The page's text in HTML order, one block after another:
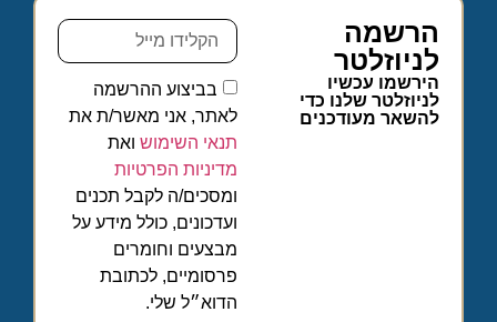
הרשמה
לניוזלטר
הירשמו עכשיו
לניוזלטר שלנו כדי
להשאר מעודכנים
בביצוע ההרשמה
לאתר, אני מאשר/ת את
תנאי השימוש ואת
מדיניות הפרטיות
ומסכים/ה לקבל תכנים
ועדכונים, כולל מידע על
מבצעים וחומרים
פרסומיים, לכתובת
הדוא״ל שלי.